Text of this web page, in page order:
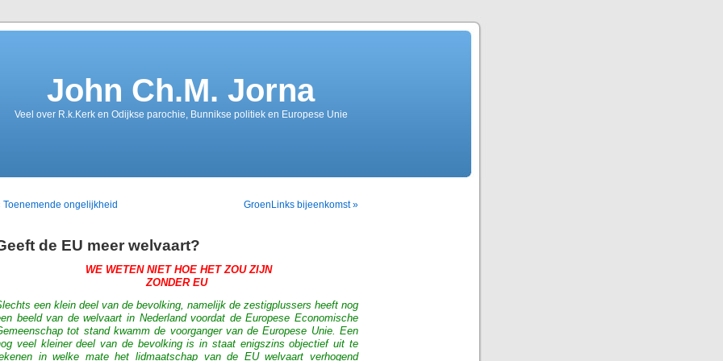
John Ch.M. Jorna
Veel over R.k.Kerk en Odijkse parochie, Bunnikse politiek en Europese Unie
Toenemende ongelijkheid GroenLinks bijeenkomst »
de EU meer welvaart?
WE WETEN NIET HOE HET ZOU ZIJN
ZONDER EU
een klein deel van de bevolking, namelijk de zestigplussers heeft nog
beeld van de welvaart in Nederland voordat de Europese Economische
tot stand kwamm de voorganger van de Europese Unie. Een
veel kleiner deel van de bevolking is in staat enigszins objectief uit te
in welke mate het lidmaatschap van de EU welvaart verhogend